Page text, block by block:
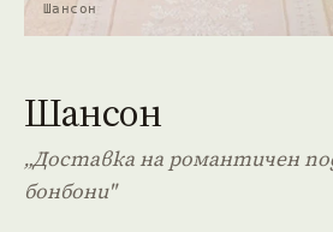
Шансон
Шансон
„Доставка на романтичен
бонбони"